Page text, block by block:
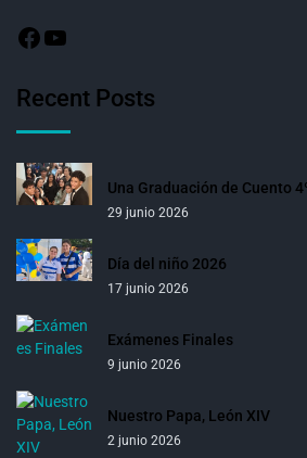
Recent Posts
Una Graduación de Cuento
29 junio 2026
Día del niño 2026
17 junio 2026
Exámenes Finales
9 junio 2026
Nuestro Papa, León XIV
2 junio 2026